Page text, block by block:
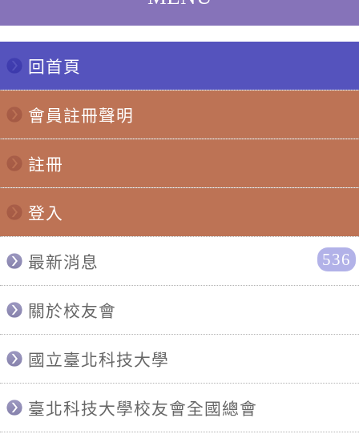
回首頁
會員註冊聲明
註冊
登入
536
最新消息
關於校友會
國立臺北科技大學
臺北科技大學校友會全國總會